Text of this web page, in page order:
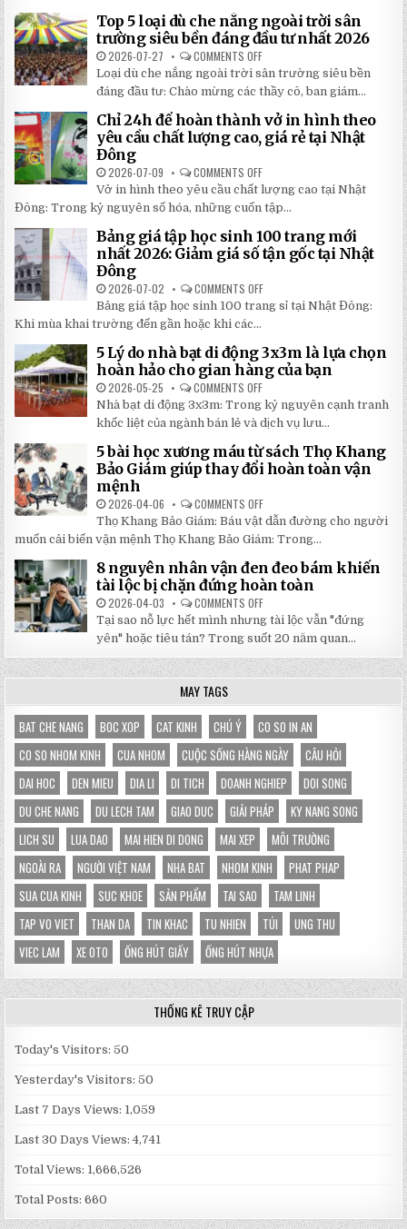
ĐỘNG
QUAY
TAY
TIẾT
2026:
5
BÍ
MẬT
GIÚP
BẠN
TIẾT
KHI
LẮP
ĐẶT
Top 5 loại dù che nắng ngoài trời sân
trường siêu bền đáng đầu tư nhất 2026
2026-07-27 COMMENTS OFF
TOP
5
LOẠI
DÙ
CHE
NẮNG
NGOÀI
TRỜI
BỀN
ĐÁNG
ĐẦU
NHẤT
2026
Loại dù che nắng ngoài trời sân trường siêu bền
đáng đầu tư: Chào mừng các thầy cô, ban giám...
Chỉ 24h để hoàn thành vở in hình theo
yêu cầu chất lượng cao, giá rẻ tại Nhật
Đông
2026-07-09 COMMENTS OFF
CHỈ
24H
ĐỂ
HOÀN
VỞ
IN
HÌNH
YÊU
CHẤT
LƯỢNG
RẺ
TẠI
NHẬT
ĐÔNG
Vở in hình theo yêu cầu chất lượng cao tại Nhật
Đông: Trong kỷ nguyên số hóa, những cuốn tập...
Bảng giá tập học sinh 100 trang mới
nhất 2026: Giảm giá số tận gốc tại Nhật
Đông
2026-07-02 COMMENTS OFF
BẢNG
GIÁ
100
TRANG
MỚI
2026:
GIẢM
GIÁ
SỐ
TẬN
GỐC
TẠI
NHẬT
Bảng giá tập học sinh 100 trang sỉ tại Nhật Đông:
Khi mùa khai trường đến gần hoặc khi các...
5 Lý do nhà bạt di động 3x3m là lựa chọn
hoàn hảo cho gian hàng của bạn
2026-05-25 COMMENTS OFF
5
LÝ
DO
NHÀ
BẠT
DI
ĐỘNG
3X3M
LỰA
HOÀN
HẢO
CHO
HÀNG
CỦA
BẠN
Nhà bạt di động 3x3m: Trong kỷ nguyên cạnh tranh
khốc liệt của ngành bán lẻ và dịch vụ lưu...
5 bài học xương máu từ sách Thọ Khang
Bảo Giám giúp thay đổi hoàn toàn vận
mệnh
2026-04-06 COMMENTS OFF
5
BÀI
HỌC
XƯƠNG
MÁU
TỪ
SÁCH
THỌ
BẢO
GIÁM
GIÚP
THAY
ĐỔI
HOÀN
TOÀN
Thọ Khang Bảo Giám: Báu vật dẫn đường cho người
muốn cải biến vận mệnh Thọ Khang Bảo Giám: Trong...
8 nguyên nhân vận đen đeo bám khiến
tài lộc bị chặn đứng hoàn toàn
2026-04-03 COMMENTS OFF
NGUYÊN
NHÂN
VẬN
ĐEN
ĐEO
BÁM
LỘC
BỊ
CHẶN
ĐỨNG
HOÀN
TOÀN
Tại sao nỗ lực hết mình nhưng tài lộc vẫn "đứng
yên" hoặc tiêu tán? Trong suốt 20 năm quan...
MAY TAGS
BAT CHE NANG BOC XOP CAT KINH CHÚ Ý
CO SO IN AN
CO SO NHOM KINH
CUA NHOM CUỘC SỐNG HÀNG NGÀY
CÂU HỎI
DAI HOC
DEN MIEU DIA LI DI TICH DOANH NGHIEP
DOI SONG
DU CHE NANG
DU LECH TAM GIAO DUC GIẢI PHÁP
KY NANG SONG
LICH SU
LUA DAO MAI HIEN DI DONG MAI XEP
MÔI TRƯỜNG
NGOÀI RA
NGƯỜI VIỆT NAM NHA BAT NHOM KINH
PHAT PHAP
SUA CUA KINH
SUC KHOE SẢN PHẨM TAI SAO
TAM LINH
TAP VO VIET
THAN DA TIN KHAC TU NHIEN TÚI
UNG THU
VIEC LAM
XE OTO ỐNG HÚT GIẤY ỐNG HÚT NHỰA
THỐNG KÊ TRUY CẬP
Today's Visitors:50
Yesterday's Visitors:50
Last 7 Days Views: 1,059
Last 30 Days Views:4,741
Total Views: 1,666,526
Total Posts:660